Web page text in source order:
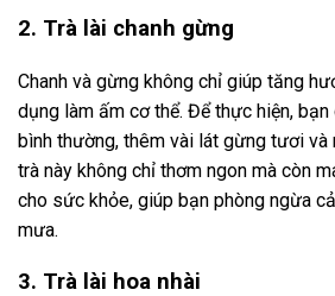
2. Trà lài chanh gừng
Chanh và gừng không chỉ giúp tăng
dụng làm ấm cơ thể. Để thực hiện,
bình thường, thêm vài lát gừng tươi và
trà này không chỉ thơm ngon mà còn
cho sức khỏe, giúp bạn phòng ngừa
mưa.
3. Trà lài hoa nhài